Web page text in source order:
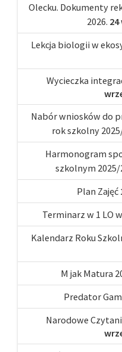
Olecku. Dokumenty
2026. 24
Lekcja biologii w
Wycieczka
Nabór wniosków do
rok szkolny
Harmonogram
szkolnym 2025/
Plan Zajęć
Terminarz w 1 LO
Kalendarz Roku
M jak Matura
Predator
Narodowe